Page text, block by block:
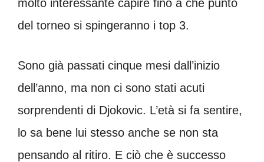
molto interessante capire fino a che punto
del torneo si spingeranno i top 3.
Sono già passati cinque mesi dall’inizio
dell’anno, ma non ci sono stati acuti
sorprendenti di Djokovic. L’età si fa sentire,
lo sa bene lui stesso anche se non sta
pensando al ritiro. E ciò che è successo